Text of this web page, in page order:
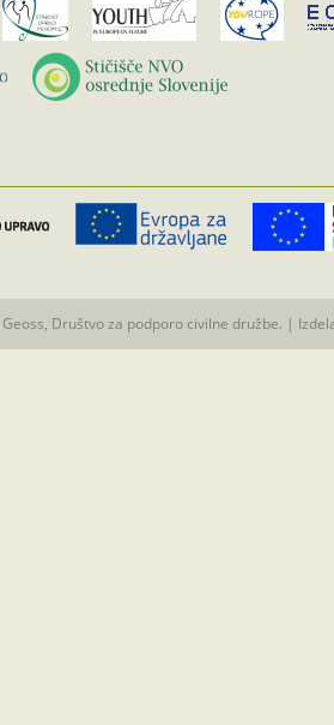
Društvo za podporo civilne družbe. |